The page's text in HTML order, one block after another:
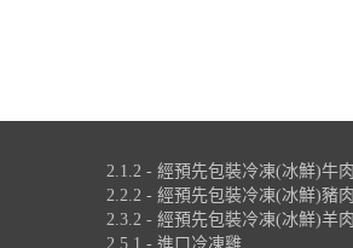
2.1.2 - 經預先包裝冷凍(冰鮮)牛肉
2.2.2 - 經預先包裝冷凍(冰鮮)豬肉
2.3.2 - 經預先包裝冷凍(冰鮮)羊肉
2.5.1 - 進口冷凍雞